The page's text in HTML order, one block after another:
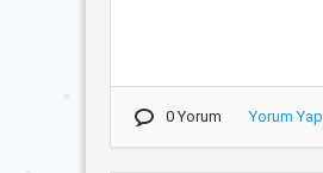
0 Yorum Yorum Yap